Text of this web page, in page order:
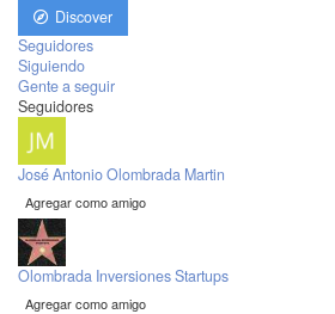
Discover
Seguidores
Siguiendo
Gente a seguir
Seguidores
José Antonio Olombrada Martin
Agregar como amigo
Olombrada Inversiones Startups
Agregar como amigo